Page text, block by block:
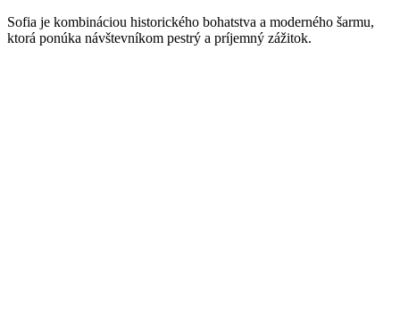
Sofia je kombináciou historického bohatstva a moderného šarmu,
ktorá ponúka návštevníkom pestrý a príjemný zážitok.